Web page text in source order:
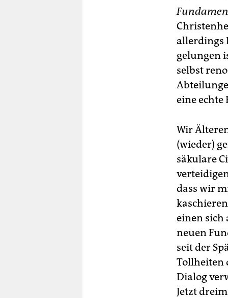
allerdings
gelungen
selbst
eine echte
Wir
(wieder)
säkulare
dass wir
einen
neuen
seit der
Tollheiten
Dialog
Jetzt